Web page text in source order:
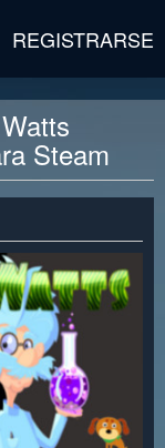
REGISTRARSE
Steam